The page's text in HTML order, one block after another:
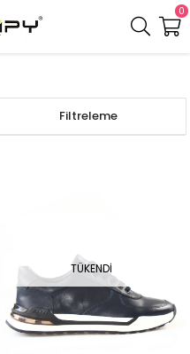
0
Filtreleme
TÜKENDI